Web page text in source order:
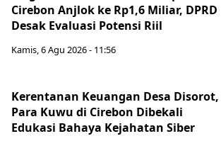
Cirebon Anjlok ke Rp1,6 Miliar, DPRD
Desak Evaluasi Potensi Riil
Kamis, 6 Agu 2026 - 11:56
Kerentanan Keuangan Desa Disorot,
Para Kuwu di Cirebon Dibekali
Edukasi Bahaya Kejahatan Siber